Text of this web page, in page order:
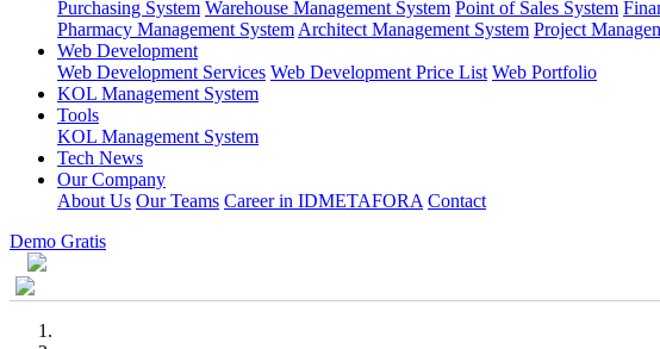
Purchasing System Warehouse Management System Point of Sales System
Pharmacy Management System Architect Management System Project
Web Development
Web Development Services Web Development Price List Web Portfolio
KOL Management System
Tools
KOL Management System
Tech News
Our Company
About Us Our Teams Career in IDMETAFORA Contact
Demo Gratis